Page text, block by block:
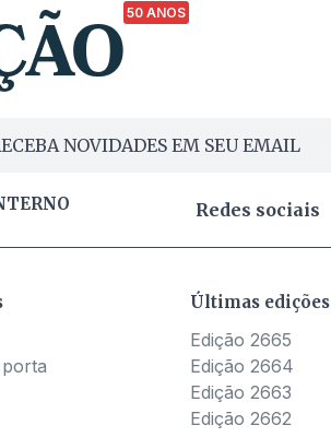
50 ANOS
NOVIDADES EM SEU EMAIL
Redes sociais
Últimas edições
Edição 2665
Edição 2664
Edição 2663
Edição 2662